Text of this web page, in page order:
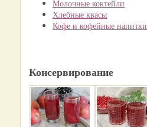
Молочные коктейли
Хлебные квасы
Кофе и кофейные напитки
Консервирование